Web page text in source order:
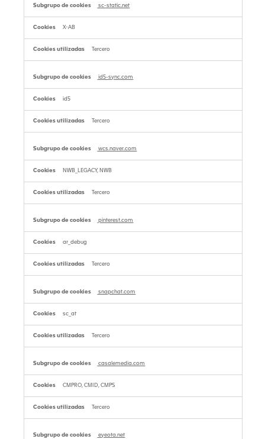
sc-static.net
X-AB
Tercero
id5-sync.com
id5
Tercero
wcs.naver.com
NWB_LEGACY, NWB
Tercero
pinterest.com
ar_debug
Tercero
snapchat.com
sc_at
Tercero
casalemedia.com
CMPRO, CMID, CMPS
Tercero
eyeota.net